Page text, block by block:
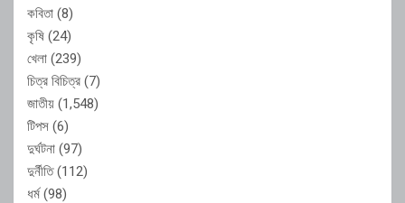
কবিতা (8)
কৃষি (24)
খেলা (239)
চিত্র বিচিত্র (7)
জাতীয় (1,548)
টিপস (6)
দুর্ঘটনা (97)
দুর্নীতি(112)
ধর্ম(98)